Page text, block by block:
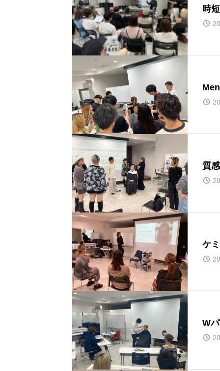
時
質
ケ
W